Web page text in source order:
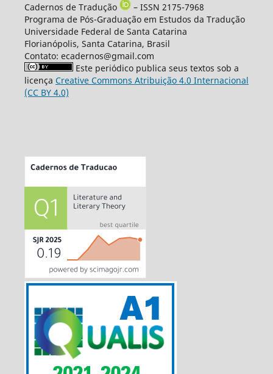
Cadernos de Tradução
– ISSN 2175-7968
Programa de Pós-Graduação em Estudos da Tradução
Universidade Federal de Santa Catarina
Florianópolis, Santa Catarina, Brasil
Contato: ecadernos@gmail.com
Este periódico publica seus textos sob a
licença Creative Commons Atribuição 4.0 Internacional
(CC BY 4.0)